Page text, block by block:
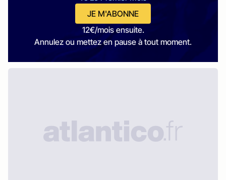
JE M'ABONNE
12€/mois ensuite.
Annulez ou mettez en pause à tout moment.